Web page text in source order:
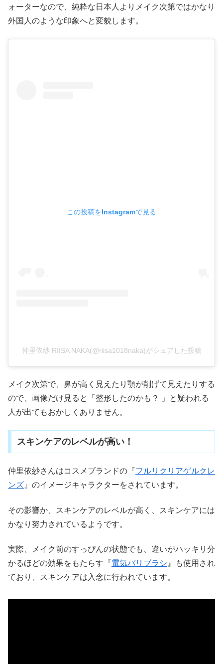
ォーターなので、純粋な日本人よりメイク次第ではかなり
外国人のような印象へと変貌します。
この投稿をInstagramで見る
仲里依紗 RIISA NAKA(@riisa1018naka)がシェアした投稿
メイク次第で、鼻が高く見えたり顎が削げて見えたりする
ので、画像だけ見ると「整形したのかも？ 」と疑われる
人が出てもおかしくありません。
スキンケアのレベルが高い！
仲里依紗さんはコスメブランドの『フルリクリアゲルクレ
ンズ 』のイメージキャラクターをされています。
その影響か、スキンケアのレベルが高く、スキンケアには
かなり努力されているようです。
実際、メイク前のすっぴんの状態でも、違いがハッキリ分
かるほどの効果をもたらす『電気バリブラシ 』も使用され
ており、スキンケアは入念に行われています。